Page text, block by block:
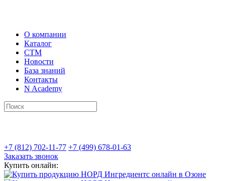
О компании
Каталог
СТМ
Новости
База знаний
Контакты
N Academy
+7 (812) 702-11-77 +7 (499) 678-01-63
Заказать звонок
Купить онлайн: